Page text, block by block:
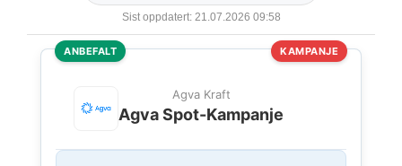
Sist oppdatert: 21.07.2026 09:58
ANBEFALT KAMPANJE
Agva Kraft
Agva Spot-Kampanje